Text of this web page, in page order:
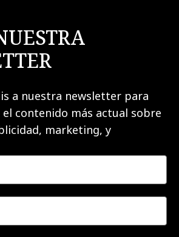
a nuestra newsletter para
contenido más actual sobre
marketing, y